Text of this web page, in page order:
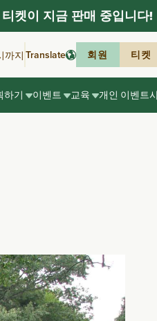
까지 Translate 회원 티켓
하기 이벤트 교육 개인 이벤트
켓이 지금 판매 중입니다!